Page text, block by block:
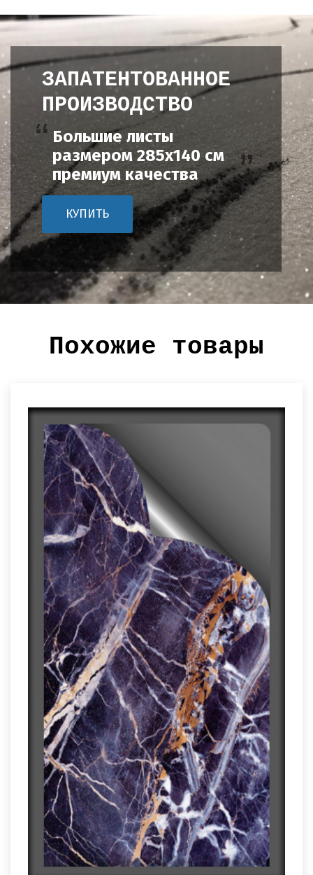
ЗАПАТЕНТОВАННОЕ
ПРОИЗВОДСТВО
Большие листы
размером 285х140 см
премиум качества
КУПИТЬ
Похожие товары